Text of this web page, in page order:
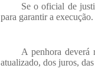
Se o oficial de
para garantir a execução.
A penhora deverá
atualizado, dos juros,